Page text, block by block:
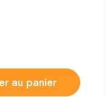
au panier